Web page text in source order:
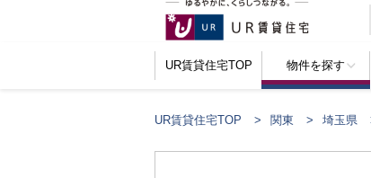
UR賃貸住宅TOP 物件を探す
UR賃貸住宅TOP 関東 埼玉県